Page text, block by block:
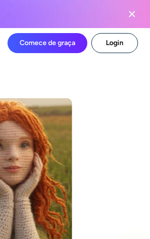
Comece de graça Login